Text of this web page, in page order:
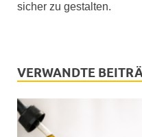
sicher zu gestalten.
VERWANDTE